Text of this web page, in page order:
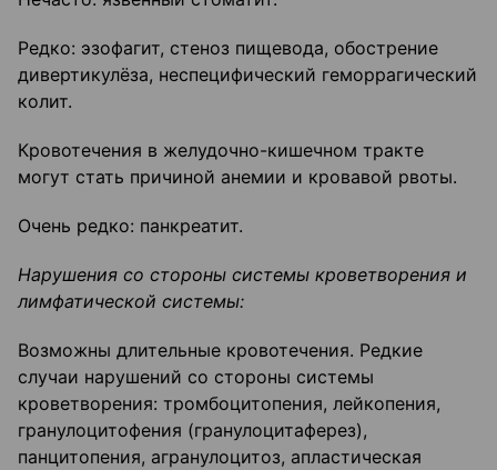
Редко: эзофагит, стеноз пищевода, обострение
дивертикулёза, неспецифический геморрагический
колит.
Кровотечения в желудочно-кишечном тракте
могут стать причиной анемии и кровавой рвоты.
Очень редко: панкреатит.
Нарушения со стороны системы кроветворения и
лимфатической системы:
Возможны длительные кровотечения. Редкие
случаи нарушений со стороны системы
кроветворения: тромбоцитопения, лейкопения,
гранулоцитофения (гранулоцитаферез),
панцитопения, агранулоцитоз, апластическая